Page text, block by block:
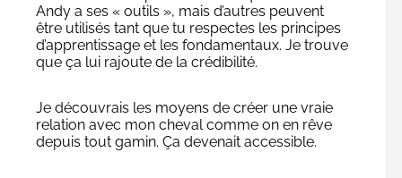
Andy a ses « outils », mais d’autres peuvent
être utilisés tant que tu respectes les principes
d’apprentissage et les fondamentaux. Je trouve
que ça lui rajoute de la crédibilité.
Je découvrais les moyens de créer une vraie
relation avec mon cheval comme on en rêve
depuis tout gamin. Ça devenait accessible.